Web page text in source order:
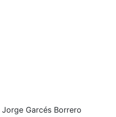
Garcés Borrero